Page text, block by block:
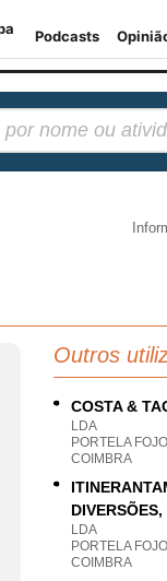
Outros
COSTA &
LDA
PORTELA
COIMBRA
LDA
PORTELA
COIMBRA